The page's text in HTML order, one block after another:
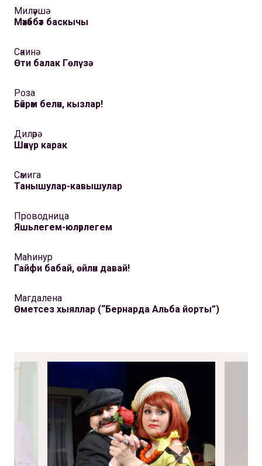
Миләүшә
Мәхәббәт баскычы
Сәкинә
Өти балак Гөлүзә
Роза
Бәйрәм белән, кызлар!
Диләрә
Шәкүр карак
Сәмига
Танышулар-кавышулар
Проводница
Яшьлегем-юләрлегем
Маһинур
Гайфи бабай, өйлән давай!
Магдалена
Өметсез хыяллар (“Бернарда Альба йорты”)